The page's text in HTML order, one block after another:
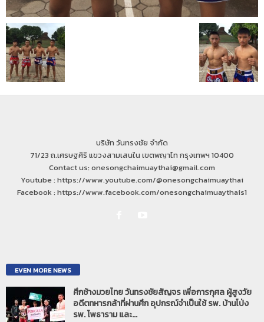
บริษัท วันทรงชัย จำกัด
71/23 ถ.เศรษฐศิริ แขวงสามเสนใน เขตพญาไท กรุงเทพฯ 10400
Contact us: onesongchaimuaythai@gmail.com
Youtube : https://www.youtube.com/@onesongchaimuaythai
Facebook : https://www.facebook.com/onesongchaimuaythais1
EVEN MORE NEWS
ศึกช้างมวยไทย วันทรงชัยสัญจร เพื่อการกุศล ผู้สูงวัย
อดีตทหารกล้าที่ผ่านศึก อุปกรณ์จำเป็นใช้ รพ. บ้านโป่ง
รพ. โพธาราม และ...